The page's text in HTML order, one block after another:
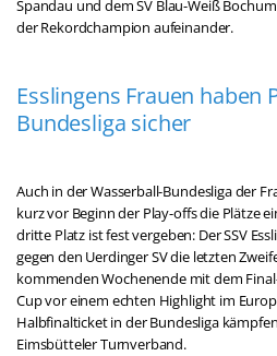
Spandau und dem SV Blau-Weiß
der Rekordchampion aufeinander.
Esslingens Frauen haben
Bundesliga sicher
Auch in der Wasserball-Bundesliga der
kurz vor Beginn der Play-offs die Plätze
dritte Platz ist fest vergeben: Der SSV
gegen den Uerdinger SV die letzten
kommenden Wochenende mit dem
Cup vor einem echten Highlight im
Halbfinalticket in der Bundesliga
Eimsbütteler Turnverband.